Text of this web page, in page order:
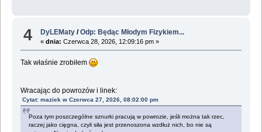
4 DyLEMaty /Odp: Będąc Młodym Fizykiem...
«dnia: Czerwca 28, 2026, 12:09:16 pm »
Tak właśnie zrobiłem
Wracając do powrozów i linek:
Cytat: maziek w Czerwca 27, 2026, 08:02:00 pm
Poza tym poszczególne sznurki pracują w powrozie, jeśli można tak rzec,
raczej jako cięgna, czyli siła jest przenoszona wzdłuż nich, bo nie są